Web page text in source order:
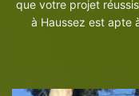
que votre projet
à Haussez est apte